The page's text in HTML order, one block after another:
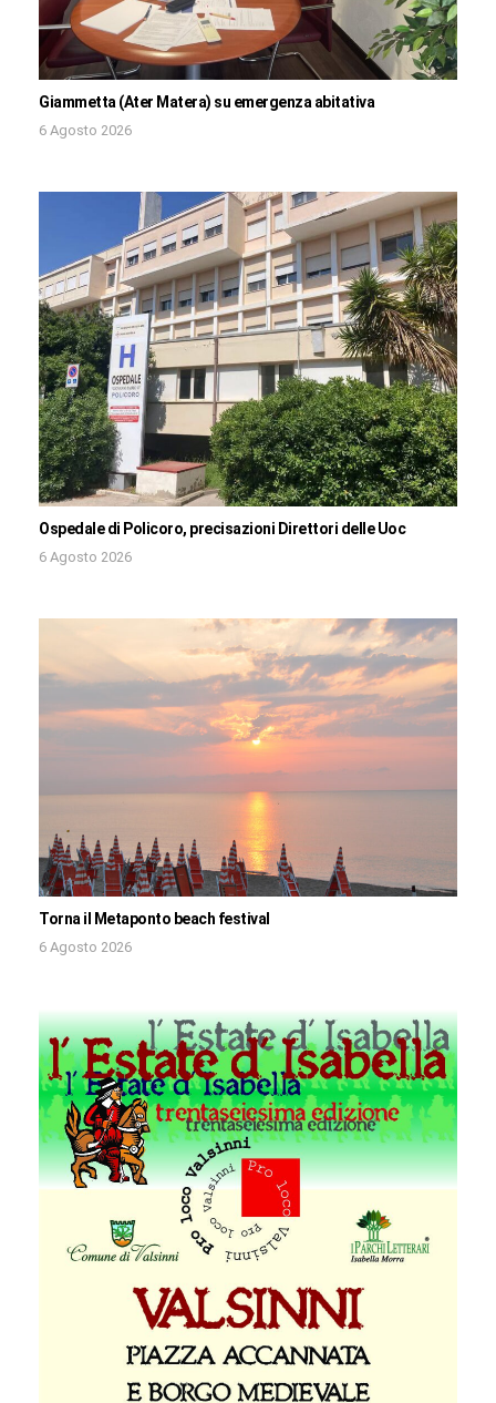
Giammetta (Ater Matera) su emergenza abitativa
6 Agosto 2026
Ospedale di Policoro, precisazioni Direttori delle Uoc
6 Agosto 2026
Torna il Metaponto beach festival
6 Agosto 2026